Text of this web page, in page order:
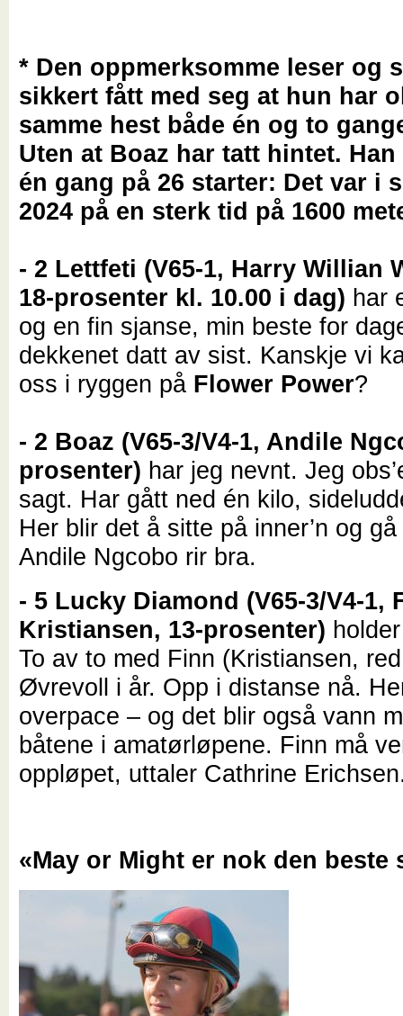
* Den oppmerksomme leser og
sikkert fått med seg at hun har
samme hest både én og to
Uten at Boaz har tatt hintet.
én gang på 26 starter: Det var i
2024 på en sterk tid på 1600
- 2 Lettfeti (V65-1, Harry Willian
18-prosenter kl. 10.00 i dag) har
og en fin sjanse, min beste for
dekkenet datt av sist. Kanskje vi
oss i ryggen på Flower Power?
- 2 Boaz (V65-3/V4-1, Andile
prosenter) har jeg nevnt. Jeg
sagt. Har gått ned én kilo,
Her blir det å sitte på inner’n og
Andile Ngcobo rir bra.
- 5 Lucky Diamond (V65-3/V4-1,
Kristiansen, 13-prosenter)
To av to med Finn (Kristiansen,
Øvrevoll i år. Opp i distanse nå.
overpace – og det blir også vann
båtene i amatørløpene. Finn må
oppløpet, uttaler Cathrine
«May or Might er nok den beste